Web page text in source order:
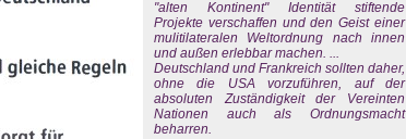
"alten Kontinent" Identität stiftende
Projekte verschaffen und den Geist einer
mulitilateralen Weltordnung nach innen
und außen erlebbar machen. ...
Deutschland und Frankreich sollten daher,
ohne die USA vorzuführen, auf der
absoluten Zuständigkeit der Vereinten
Nationen auch als Ordnungsmacht
beharren.